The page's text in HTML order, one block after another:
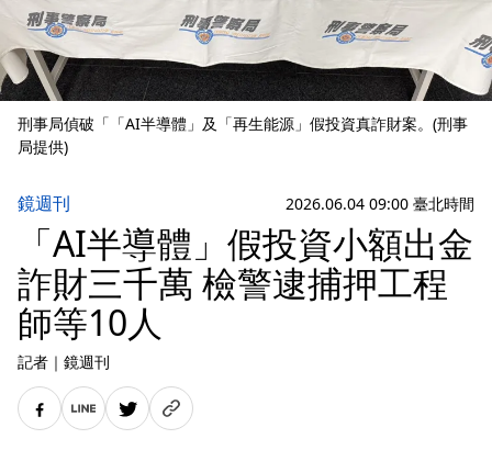
刑事局偵破「「AI半導體」及「再生能源」假投資真詐財案。(刑事
局提供)
鏡週刊 2026.06.04 09:00 臺北時間
「AI半導體」假投資小額出金
詐財三千萬 檢警逮捕押工程
師等10人
記者 ｜ 鏡週刊